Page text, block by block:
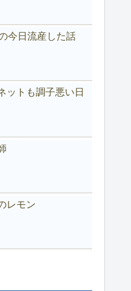
今日流産した話
ットも調子悪い日
レモン